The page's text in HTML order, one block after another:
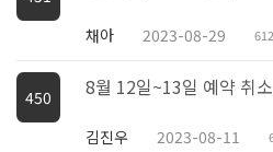
채아 2023-08-29
450 8월 12일~13일 예약 취
김진우 2023-08-11